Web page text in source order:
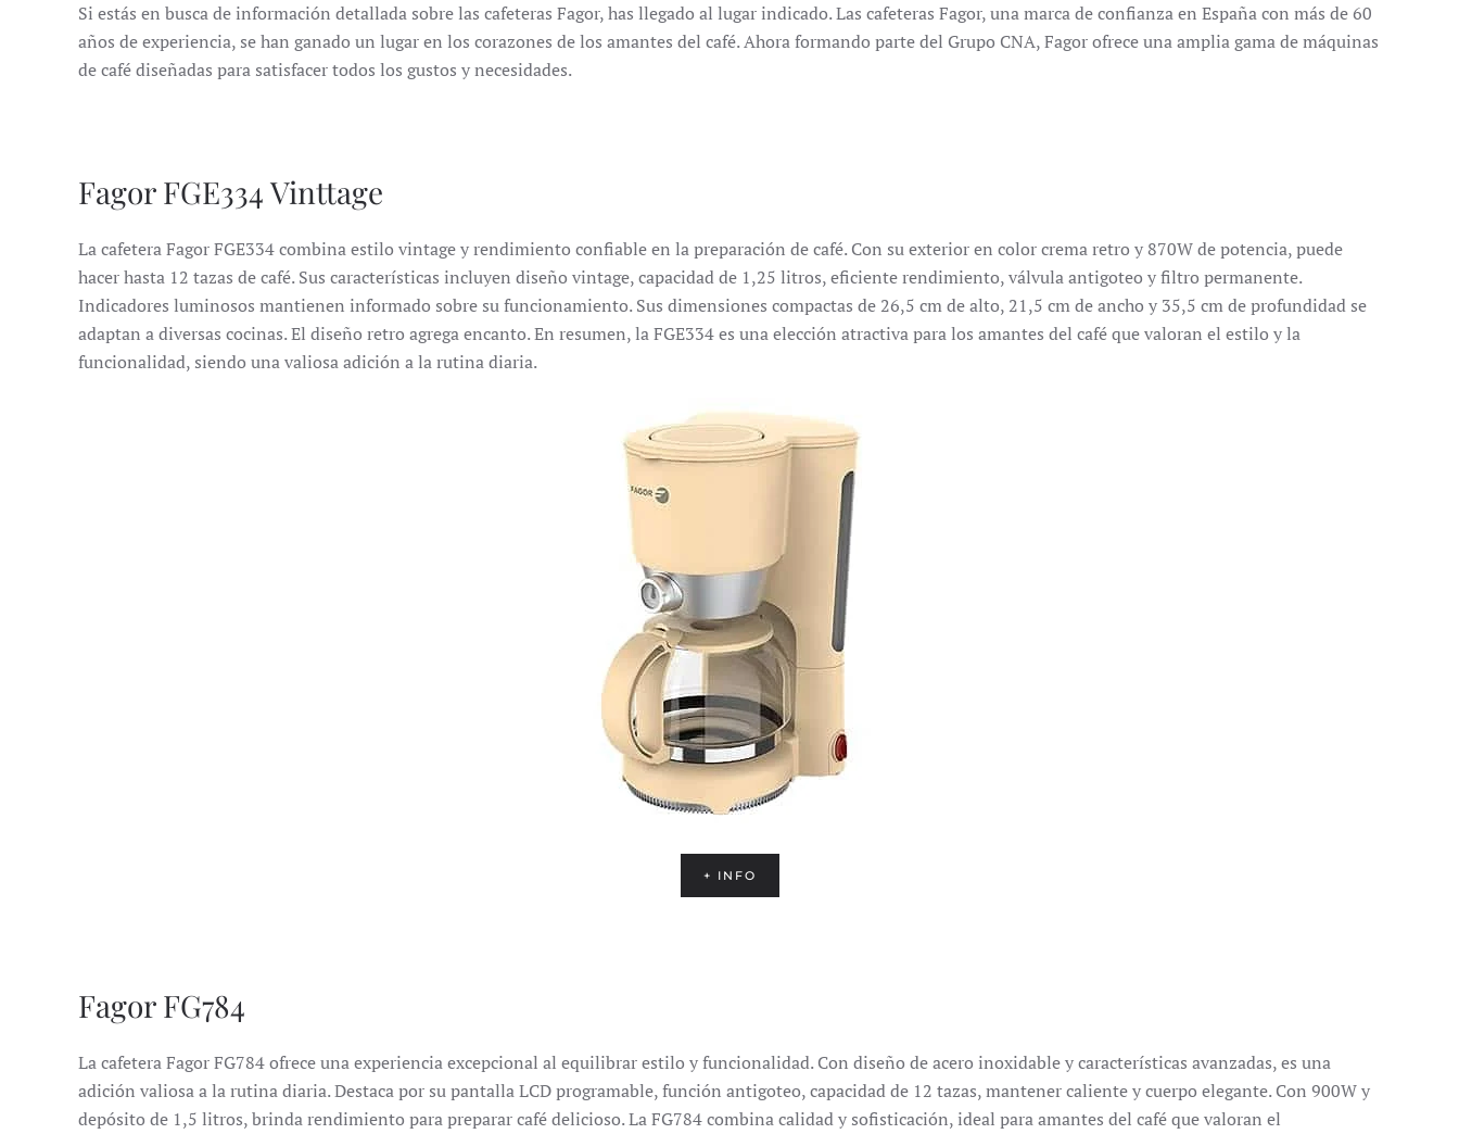
Si estás en busca de información detallada sobre las cafeteras Fagor, has llegado al lugar indicado.Las cafeteras Fagor, una marca de confianza en España con más de 60
años de experiencia, se han ganado un lugar en los corazones de los amantes del café.Ahora formando parte del Grupo CNA, Fagor ofrece una amplia gama de máquinas
de café diseñadas para satisfacer todos los gustos y necesidades.
Fagor FGE334 Vinttage
La cafetera Fagor FGE334 combina estilo vintage y rendimiento confiable en la preparación de café.Con su exterior en color crema retro y 870W de potencia, puede
hacer hasta 12 tazas de café.Sus características incluyen diseño vintage, capacidad de 1,25 litros, eficiente rendimiento, válvula antigoteo y filtro permanente.
Indicadores luminosos mantienen informado sobre su funcionamiento.Sus dimensiones compactas de 26,5 cm de alto, 21,5 cm de ancho y 35,5 cm de profundidad se
adaptan a diversas cocinas.El diseño retro agrega encanto.En resumen, la FGE334 es una elección atractiva para los amantes del café que valoran el estilo y la
funcionalidad, siendo una valiosa adición a la rutina diaria.
+ INFO
Fagor FG784
La cafetera Fagor FG784 ofrece una experiencia excepcional al equilibrar estilo y funcionalidad.Con diseño de acero inoxidable y características avanzadas, es una
adición valiosa a la rutina diaria.Destaca por su pantalla LCD programable, función antigoteo, capacidad de 12 tazas, mantener caliente y cuerpo elegante.Con 900W y
depósito de 1,5 litros, brinda rendimiento para preparar café delicioso.La FG784 combina calidad y sofisticación, ideal para amantes del café que valoran el